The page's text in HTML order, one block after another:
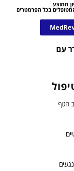
של המטופלים בכל הפרמטרים
עם
הגוף